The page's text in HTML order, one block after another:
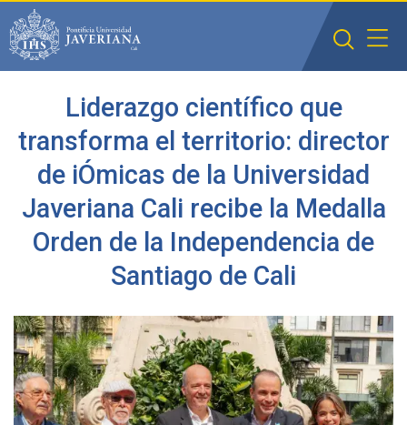
Saltar al contenido principal
Liderazgo científico que
transforma el territorio: director
de iÓmicas de la Universidad
Javeriana Cali recibe la Medalla
Orden de la Independencia de
Santiago de Cali